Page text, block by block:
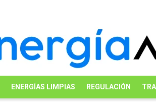
ENERGÍAS LIMPIAS REGULACIÓN